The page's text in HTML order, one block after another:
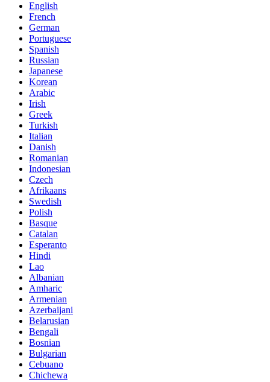
English
French
German
Portuguese
Spanish
Russian
Japanese
Korean
Arabic
Irish
Greek
Turkish
Italian
Danish
Romanian
Indonesian
Czech
Afrikaans
Swedish
Polish
Basque
Catalan
Esperanto
Hindi
Lao
Albanian
Amharic
Armenian
Azerbaijani
Belarusian
Bengali
Bosnian
Bulgarian
Cebuano
Chichewa